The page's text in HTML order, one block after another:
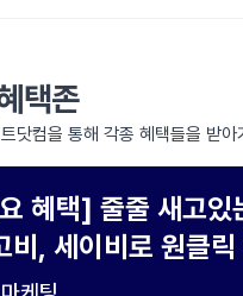
택존
닷컴을 통해 각종 혜택들을 받아
혜택] 줄줄 새고있
비, 세이비로 원클